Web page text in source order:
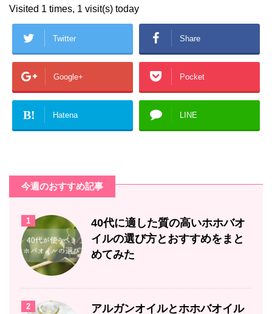
Visited 1 times, 1 visit(s) today
Twitter Share
Google+ Pocket
B! Hatena LINE
今週のおすすめ記事
1
40代に適した質の高いホホバオ
イルの選び方とおすすめをまと
めてみた
2
アルガンオイルとホホバオイル